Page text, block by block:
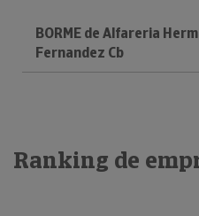
BORME de Alfareria
Fernandez Cb
Ranking de